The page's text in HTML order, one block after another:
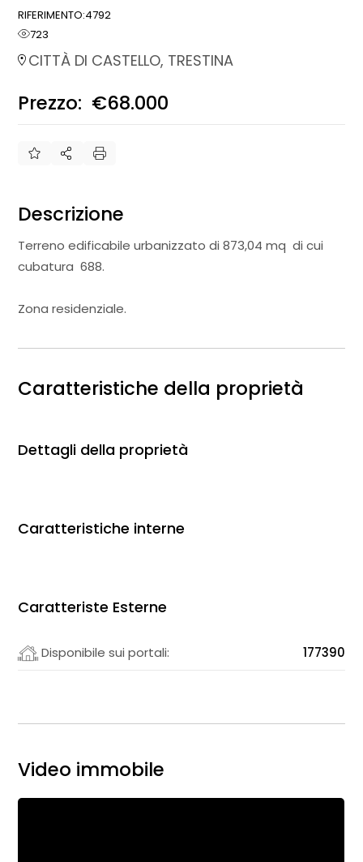
RIFERIMENTO:4792
723
CITTÀ DI CASTELLO, TRESTINA
Prezzo: €68.000
Descrizione
Terreno edificabile urbanizzato di 873,04 mq di cui
cubatura 688.
Zona residenziale.
Caratteristiche della proprietà
Dettagli della proprietà
Caratteristiche interne
Caratteriste Esterne
Disponibile sui portali: 177390
Video immobile